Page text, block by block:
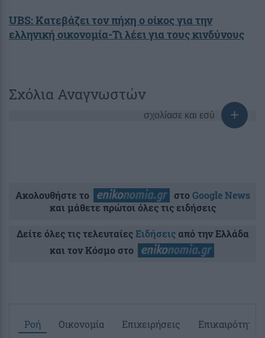
UBS: Κατεβάζει τον πήχη ο οίκος για την
ελληνική οικονομία-Τι λέει για τους κινδύνους
Σχόλια Αναγνωστών
σχολίασε και εσύ
Ακολουθήστε το στοGoogle News
και μάθετε πρώτοι όλες τις ειδήσεις
Δείτε όλες τις τελευταίεςΕιδήσειςαπό την Ελλάδα
και τον Κόσμο στο
Ροή Οικονομία Επιχειρήσεις Επικαιρότητα